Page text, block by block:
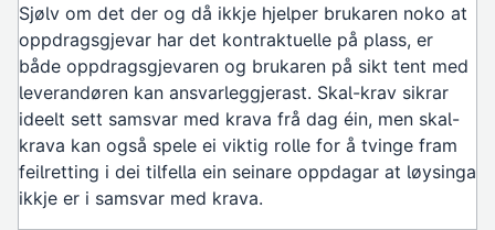
Sjølv om det der og då ikkje hjelper brukaren noko at
oppdragsgjevar har det kontraktuelle på plass, er
både oppdragsgjevaren og brukaren på sikt tent med
leverandøren kan ansvarleggjerast. Skal-krav sikrar
ideelt sett samsvar med krava frå dag éin, men skal-
krava kan også spele ei viktig rolle for å tvinge fram
feilretting i dei tilfella ein seinare oppdagar at løysinga
ikkje er i samsvar med krava.